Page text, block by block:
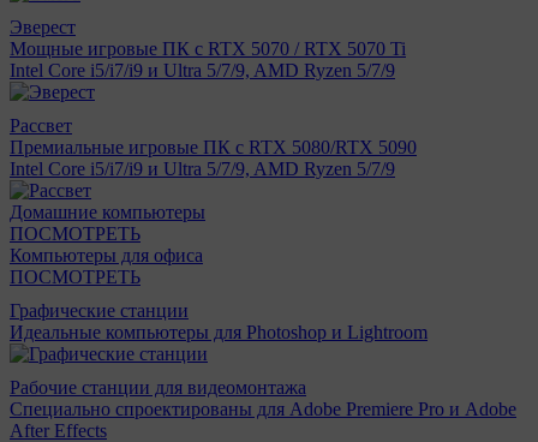
Эверест
Мощные игровые ПК с RTX 5070 / RTX 5070 Ti
Intel Core i5/i7/i9 и Ultra 5/7/9, AMD Ryzen 5/7/9
Рассвет
Премиальные игровые ПК с RTX 5080/RTX 5090
Intel Core i5/i7/i9 и Ultra 5/7/9, AMD Ryzen 5/7/9
Домашние компьютеры
ПОСМОТРЕТЬ
Компьютеры для офиса
ПОСМОТРЕТЬ
Графические станции
Идеальные компьютеры для Photoshop и Lightroom
Рабочие станции для видеомонтажа
Специально спроектированы для Adobe Premiere Pro и Adobe
After Effects